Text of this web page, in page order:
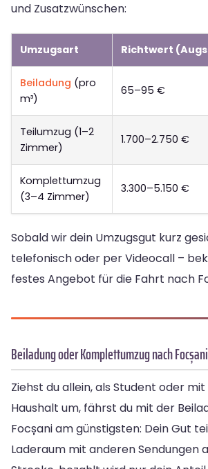
und Zusatzwünschen:
Umzugsart Richtwert
Beiladung (pro
m³)
65–95 €
Teilumzug (1–2
Zimmer)
1.700–2.750 €
Komplettumzug
(3–4 Zimmer)
3.300–5.150 €
Sobald wir dein Umzugsgut kurz
telefonisch oder per Videocall –
festes Angebot für die Fahrt nach
Beiladung oder Komplettumzug nach
Ziehst du allein, als Student oder
Haushalt um, fährst du mit der
Focșani am günstigsten: Dein Gut
Laderaum mit anderen Sendungen